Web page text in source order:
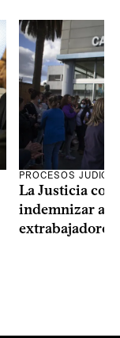
PROCESOS
La Justicia
indemnizar a
extrabajadores